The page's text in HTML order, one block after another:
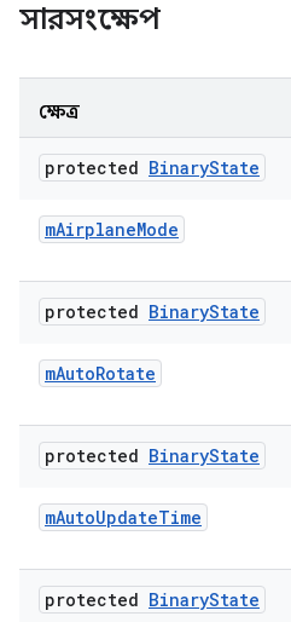
সারসংক্ষেপ
ক্ষেত্র
protected BinaryState
mAirplaneMode
protected BinaryState
mAutoRotate
protected BinaryState
mAutoUpdateTime
protected BinaryState